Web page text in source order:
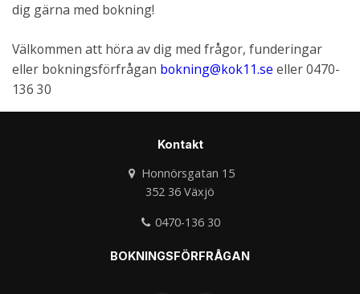
dig gärna med bokning!
Välkommen att höra av dig med frågor, funderingar
eller bokningsförfrågan bokning@kok11.se eller 0470-
136 30
Kontakt
Honnörsgatan 15
352 36 Växjö
0470-136 30
BOKNINGSFÖRFRÅGAN